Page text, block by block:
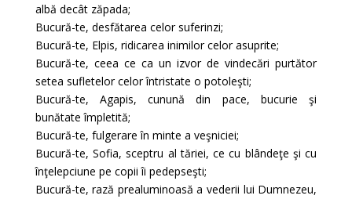
albă decât zăpada;
Bucură-te, desfătarea celor suferinzi;
Bucură-te, Elpis, ridicarea inimilor celor asuprite;
Bucură-te, ceea ce ca un izvor de vindecări purtător
setea sufletelor celor întristate o potoleşti;
Bucură-te, Agapis, cunună din pace, bucurie şi
bunătate împletită;
Bucură-te, fulgerare în minte a veşniciei;
Bucură-te, Sofia, sceptru al tăriei, ce cu blândeţe şi cu
înţelepciune pe copii îi pedepseşti;
Bucură-te, rază prealuminoasă a vederii lui Dumnezeu,